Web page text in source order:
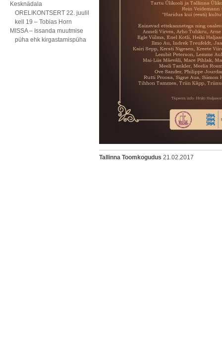
Kesknädala
ORELIKONTSERT 22. juulil
kell 19 – Tobias Horn
MISSA – Issanda muutmise
püha ehk kirgastamispüha
Tallinna Toomkogudus 21.02.2017